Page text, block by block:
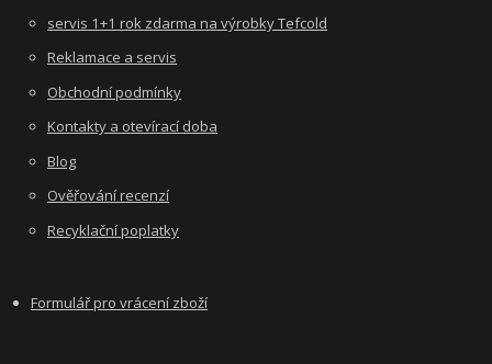
servis 1+1 rok zdarma na výrobky Tefcold
Reklamace a servis
Obchodní podmínky
Kontakty a otevírací doba
Blog
Ověřování recenzí
Recyklační poplatky
Formulář pro vrácení zboží